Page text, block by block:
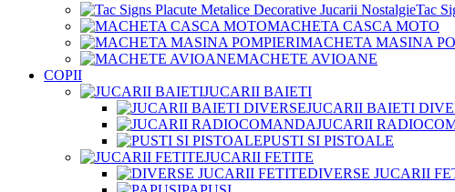
Tac
MACHETA CASCA MOTO
MACHETA MASINA
MACHETE AVIOANE
COPII
JUCARII BAIETI
JUCARII BAIETI
JUCARII
PUSTI SI PISTOALE
JUCARII FETITE
DIVERSE JUCARII